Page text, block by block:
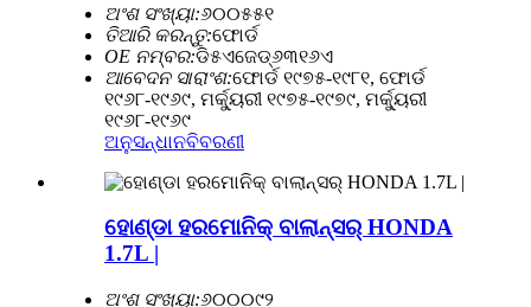
ଅଂଶ ସଂଖ୍ୟା:୬୦୦୫୫୧
ତିଆରି କରନ୍ତୁ:ଫୋର୍ଡ
OE ନମ୍ବର:ଡି୫ଏଜେଡ୍୬୩୧୬ଏ
ଆବେଦନ ସାରାଂଶ:ଫୋର୍ଡ ୧୯୭୫-୧୯୮୧, ଫୋର୍ଡ
୧୯୬୮-୧୯୬୯, ମର୍କ୍ୟୁରୀ ୧୯୭୫-୧୯୭୯, ମର୍କ୍ୟୁରୀ
୧୯୬୮-୧୯୬୯
ଅନୁସନ୍ଧାନବିବରଣୀ
ହୋଣ୍ଡା ହରମୋନିକ୍ ବାଲାନ୍ସର୍ HONDA
1.7L |
ଅଂଶ ସଂଖ୍ୟା:୬୦୦୦୯୨